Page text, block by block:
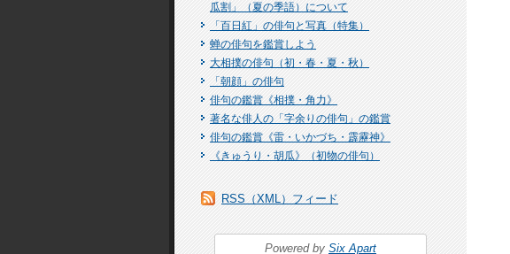
瓜割」（夏の季語）について
「百日紅」の俳句と写真（特集）
蝉の俳句を鑑賞しよう
大相撲の俳句（初・春・夏・秋）
「朝顔」の俳句
俳句の鑑賞《相撲・角力》
著名な俳人の「字余りの俳句」の鑑賞
俳句の鑑賞《雷・いかづち・霹靂神》
《きゅうり・胡瓜》（初物の俳句）
RSS（XML）フィード
Powered by Six Apart